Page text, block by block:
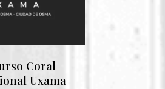
Coral
Uxama